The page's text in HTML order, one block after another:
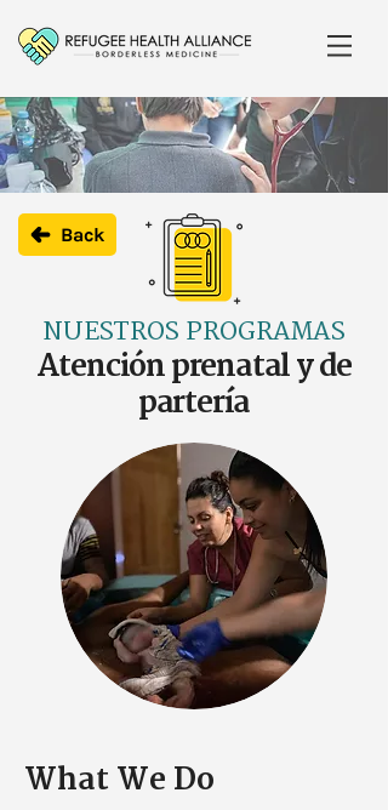
Back
NUESTROS PROGRAMAS
Atención prenatal y de
partería
What We Do